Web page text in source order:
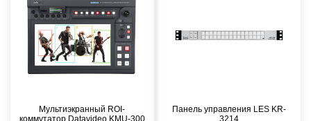
Мультиэкранный ROI-
коммутатор Datavideo KMU-300
Панель управления LES KR-
3214